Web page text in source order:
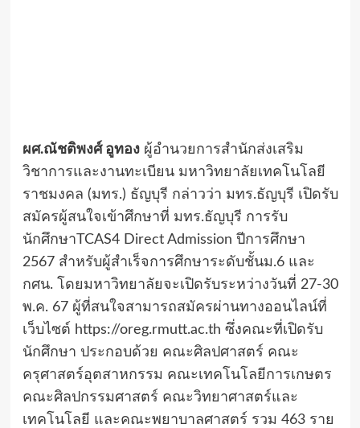
ผศ.ณัชติพงศ์ อูทองผู้อำนวยการสำนักส่งเสริม
วิชาการและงานทะเบียน มหาวิทยาลัยเทคโนโลยี
ราชมงคล (มทร.) ธัญบุรี กล่าวว่า มทร.ธัญบุรี เปิดรับ
สมัครผู้สนใจเข้าศึกษาที่ มทร.ธัญบุรี การรับ
นักศึกษาTCAS4 Direct Admission ปีการศึกษา
2567 สำหรับผู้สำเร็จการศึกษาระดับชั้นม.6 และ
กศน. โดยมหาวิทยาลัยจะเปิดรับระหว่างวันที่ 27-30
พ.ค. 67 ผู้ที่สนใจสามารถสมัครผ่านทางออนไลน์ที่
เว็บไซต์ https://oreg.rmutt.ac.th ซึ่งคณะที่เปิดรับ
นักศึกษา ประกอบด้วย คณะศิลปศาสตร์ คณะ
ครุศาสตร์อุตสาหกรรม คณะเทคโนโลยีการเกษตร
คณะศิลปกรรมศาสตร์ คณะวิทยาศาสตร์และ
เทคโนโลยี และคณะพยาบาลศาสตร์ รวม 463 ราย